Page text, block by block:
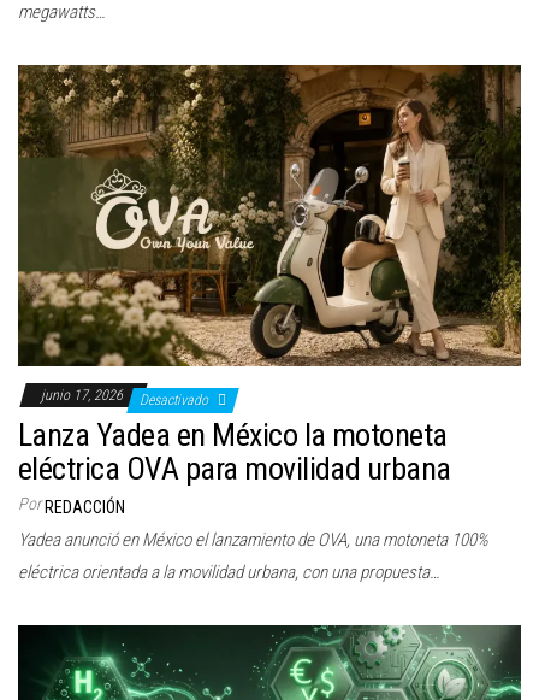
megawatts…
junio 17, 2026 Desactivado
Lanza Yadea en México la motoneta
eléctrica OVA para movilidad urbana
Por REDACCIÓN
Yadea anunció en México el lanzamiento de OVA, una motoneta 100%
eléctrica orientada a la movilidad urbana, con una propuesta…